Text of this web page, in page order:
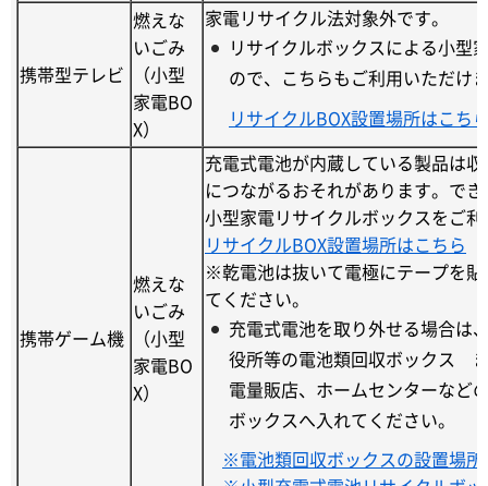
携帯型テレビ
燃えな
いごみ
（小型
家電BO
X）
家電リサイクル法対象外です。
リサイクルボックスによる小型
ので、こちらもご利用いただけ
リサイクルBOX設置場所はこち
携帯ゲーム機
燃えな
いごみ
（小型
家電BO
X）
充電式電池が内蔵している製品は
につながるおそれがあります。で
小型家電リサイクルボックスをご
リサイクルBOX設置場所はこちら
※乾電池は抜いて電極にテープを
てください。
充電式電池を取り外せる場合は
役所等の電池類回収ボックス
電量販店、ホームセンターなど
ボックスへ入れてください。
※電池類回収ボックスの設置場所